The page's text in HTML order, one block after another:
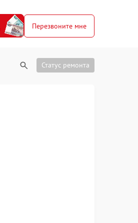
Перезвоните мне
Статус ремонта